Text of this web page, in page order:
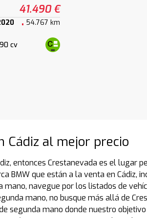
41.490 €
54.767 km
cv
Cádiz al mejor precio
entonces Crestanevada es el
BMW que están a la venta en Cádiz,
mano, navegue por los listados de
mano, no busque más allá de
segunda mano donde nuestro